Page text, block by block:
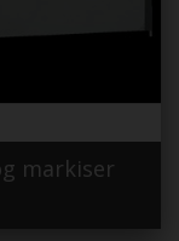
markiser